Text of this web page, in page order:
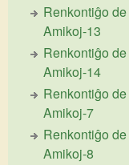
Renkontiĝo de
Amikoj-13
Renkontiĝo de
Amikoj-14
Renkontiĝo de
Amikoj-7
Renkontiĝo de
Amikoj-8